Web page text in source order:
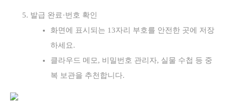
발급 완료·번호 확인
화면에 표시되는 13자리 부호를 안전한 곳에 저장
하세요.
클라우드 메모, 비밀번호 관리자, 실물 수첩 등 중
복 보관을 추천합니다.